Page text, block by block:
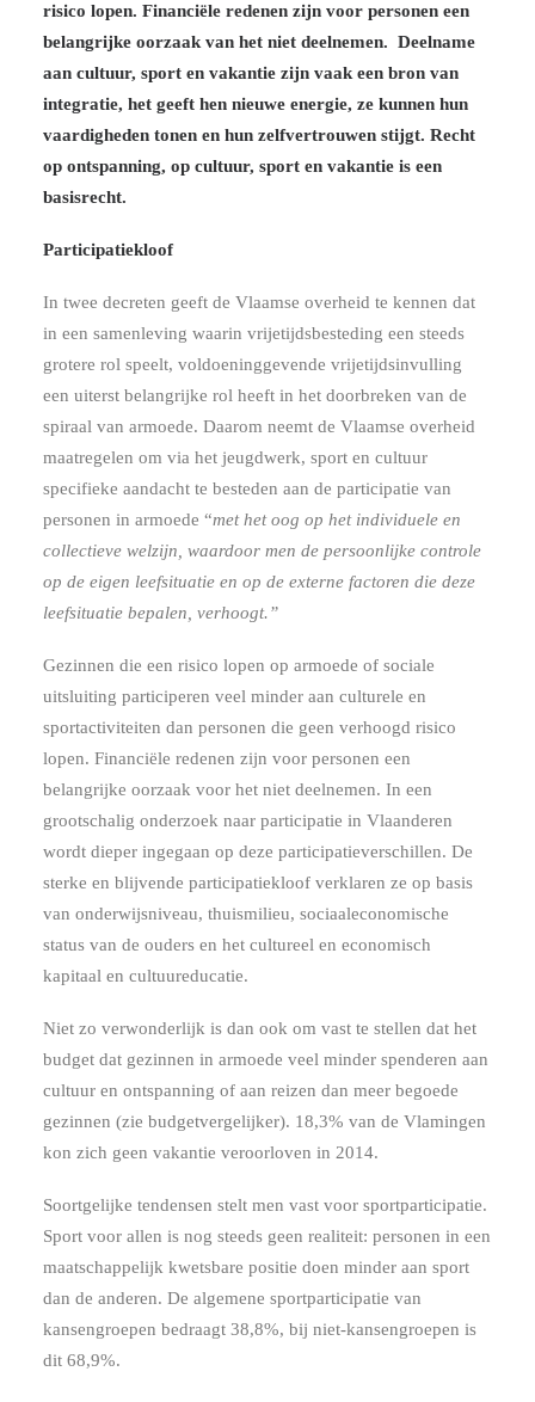
risico lopen. Financiële redenen zijn voor personen een
belangrijke oorzaak van het niet deelnemen. Deelname
aan cultuur, sport en vakantie zijn vaak een bron van
integratie, het geeft hen nieuwe energie, ze kunnen hun
vaardigheden tonen en hun zelfvertrouwen stijgt. Recht
op ontspanning, op cultuur, sport en vakantie is een
basisrecht.
Participatiekloof
In twee decreten geeft de Vlaamse overheid te kennen dat
in een samenleving waarin vrijetijdsbesteding een steeds
grotere rol speelt, voldoeninggevende vrijetijdsinvulling
een uiterst belangrijke rol heeft in het doorbreken van de
spiraal van armoede. Daarom neemt de Vlaamse overheid
maatregelen om via het jeugdwerk, sport en cultuur
specifieke aandacht te besteden aan de participatie van
personen in armoede “met het oog op het individuele en
collectieve welzijn, waardoor men de persoonlijke controle
op de eigen leefsituatie en op de externe factoren die deze
leefsituatie bepalen, verhoogt.”
Gezinnen die een risico lopen op armoede of sociale
uitsluiting participeren veel minder aan culturele en
sportactiviteiten dan personen die geen verhoogd risico
lopen. Financiële redenen zijn voor personen een
belangrijke oorzaak voor het niet deelnemen. In een
grootschalig onderzoek naar participatie in Vlaanderen
wordt dieper ingegaan op deze participatieverschillen. De
sterke en blijvende participatiekloof verklaren ze op basis
van onderwijsniveau, thuismilieu, sociaaleconomische
status van de ouders en het cultureel en economisch
kapitaal en cultuureducatie.
Niet zo verwonderlijk is dan ook om vast te stellen dat het
budget dat gezinnen in armoede veel minder spenderen aan
cultuur en ontspanning of aan reizen dan meer begoede
gezinnen (zie budgetvergelijker). 18,3% van de Vlamingen
kon zich geen vakantie veroorloven in 2014.
Soortgelijke tendensen stelt men vast voor sportparticipatie.
Sport voor allen is nog steeds geen realiteit: personen in een
maatschappelijk kwetsbare positie doen minder aan sport
dan de anderen. De algemene sportparticipatie van
kansengroepen bedraagt 38,8%, bij niet-kansengroepen is
dit 68,9%.